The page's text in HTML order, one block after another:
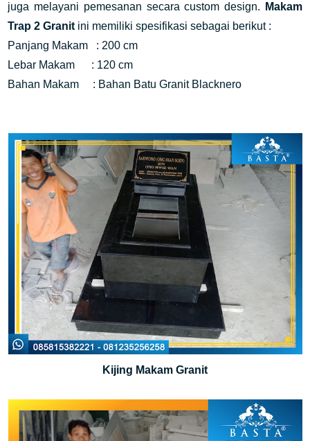
juga melayani pemesanan secara custom design. Makam
Trap 2 Granit ini memiliki spesifikasi sebagai berikut :
Panjang Makam : 200 cm
Lebar Makam : 120 cm
Bahan Makam : Bahan Batu Granit Blacknero
Kijing Makam Granit